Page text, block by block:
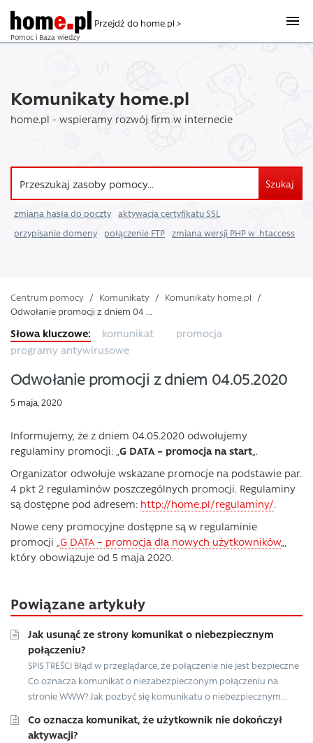
Pomoc i Baza wiedzy
Przejdź do home.pl >
Komunikaty home.pl
home.pl - wspieramy rozwój firm w internecie
Szukaj
zmiana hasła do poczty
aktywacja certyfikatu SSL
przypisanie domeny
połączenie FTP zmiana wersji PHP w .htaccess
Centrum pomocy / Komunikaty / Komunikaty home.pl /
Odwołanie promocji z dniem 04 ...
komunikat
promocja
programy antywirusowe
Odwołanie promocji z dniem 04.05.2020
5 maja, 2020
Informujemy, że z dniem 04.05.2020 odwołujemy
regulaminy promocji: „ G DATA – promocja na start „.
Organizator odwołuje wskazane promocje na podstawie par.
4 pkt 2 regulaminów poszczególnych promocji. Regulaminy
są dostępne pod adresem: http://home.pl/regulaminy/.
Nowe ceny promocyjne dostępne są w regulaminie
promocji „ G DATA – promocja dla nowych użytkowników„,
który obowiązuje od 5 maja 2020.
Powiązane artykuły
Jak usunąć ze strony komunikat o niebezpiecznym
połączeniu?
SPIS TREŚCI Błąd w przeglądarce, że połączenie nie jest bezpieczne
Co oznacza komunikat o niezabezpieczonym połączeniu na
stronie WWW? Jak pozbyć się komunikatu o niebezpiecznym...
Co oznacza komunikat, że użytkownik nie dokończył
aktywacji?